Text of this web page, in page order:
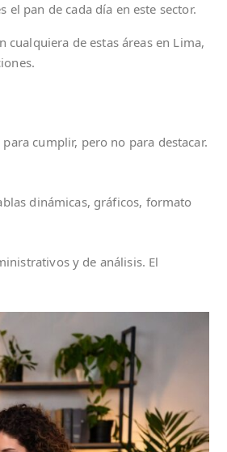
pan de cada día en este sector.
cualquiera de estas áreas en Lima,
cumplir, pero no para destacar.
dinámicas, gráficos, formato
y de análisis. El